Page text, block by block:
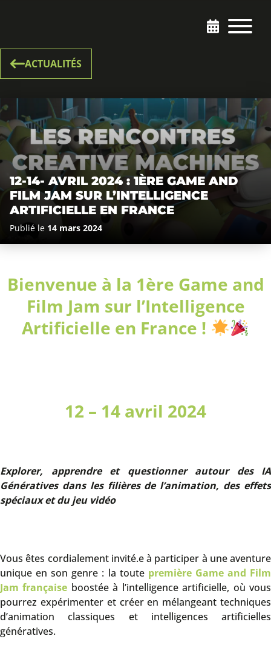
ACTUALITÉS
12-14- AVRIL 2024 : 1ÈRE GAME AND
FILM JAM SUR L’INTELLIGENCE
ARTIFICIELLE EN FRANCE
Publié le 14 mars 2024
Bienvenue à la 1ère Game and
Film Jam sur l’Intelligence
Artificielle en France !
12 – 14 avril 2024
Explorer, apprendre et questionner autour des IA
Génératives dans les filières de l’animation, des effets
spéciaux et du jeu vidéo
Vous êtes cordialement invité.e à participer à une aventure
unique en son genre : la toute première Game and Film
Jam française boostée à l’intelligence artificielle, où vous
pourrez expérimenter et créer en mélangeant techniques
d’animation classiques et intelligences artificielles
génératives.